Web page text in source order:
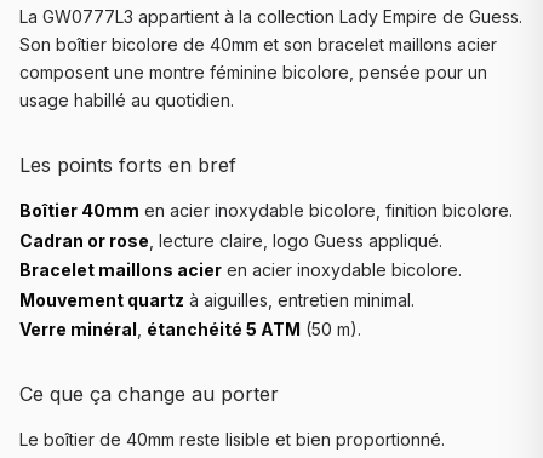
La GW0777L3 appartient à la collection Lady Empire de Guess.
Son boîtier bicolore de 40mm et son bracelet maillons acier
composent une montre féminine bicolore, pensée pour un
usage habillé au quotidien.
Les points forts en bref
Boîtier 40mm en acier inoxydable bicolore, finition bicolore.
Cadran or rose , lecture claire, logo Guess appliqué.
Bracelet maillons acier en acier inoxydable bicolore.
Mouvement quartz à aiguilles, entretien minimal.
Verre minéral étanchéité 5 ATM (50 m).
Ce que ça change au porter
Le boîtier de 40mm reste lisible et bien proportionné.